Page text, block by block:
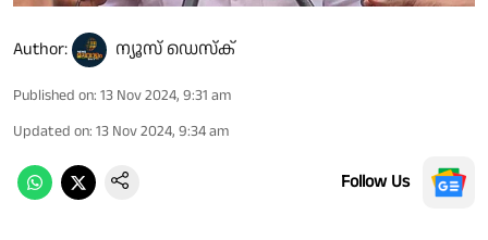
Author: ന്യൂസ് ഡെസ്ക്
Published on: 13 Nov 2024, 9:31 am
Updated on: 13 Nov 2024, 9:34 am
Follow Us